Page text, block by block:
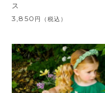
ス
3,850 円 （税込）